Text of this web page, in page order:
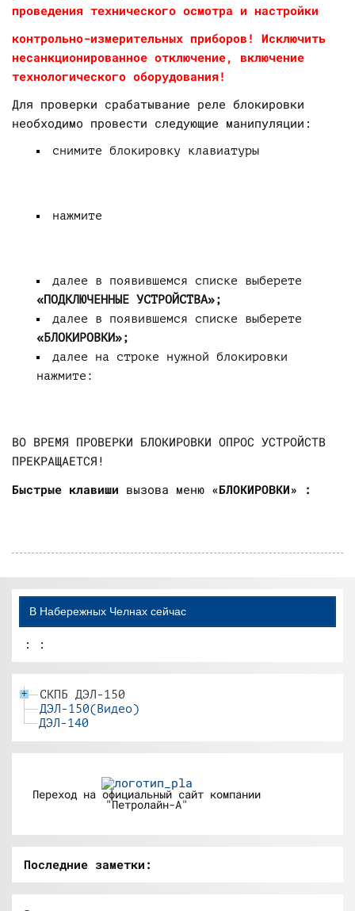
проведения технического осмотра и настройки
контрольно-измерительных приборов! Исключить
несанкционированное отключение, включение
технологического оборудования!
Для проверки срабатывание реле блокировки
необходимо провести следующие манипуляции:
снимите блокировку клавиатуры
нажмите
далее в появившемся списке выберете
«ПОДКЛЮЧЕННЫЕ УСТРОЙСТВА»;
далее в появившемся списке выберете
«БЛОКИРОВКИ»;
далее на строке нужной блокировки
нажмите:
ВО ВРЕМЯ ПРОВЕРКИ БЛОКИРОВКИ ОПРОС УСТРОЙСТВ
ПРЕКРАЩАЕТСЯ!
Быстрые клавиши вызова меню «БЛОКИРОВКИ» :
В Набережных Челнах сейчас
: :
+
СКПБ ДЭЛ-150
ДЭЛ-150(Видео)
ДЭЛ-140
Переход на официальный сайт компании
"Петролайн-А"
Последние заметки: